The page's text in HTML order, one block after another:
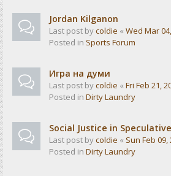
Jordan Kilganon
Last post bycoldie « Wed Mar
Posted in Sports Forum
Игра на думи
Last post bycoldie « Fri Feb 21,
Posted in Dirty Laundry
Social Justice in
Last post bycoldie « Sun Feb 09,
Posted in Dirty Laundry